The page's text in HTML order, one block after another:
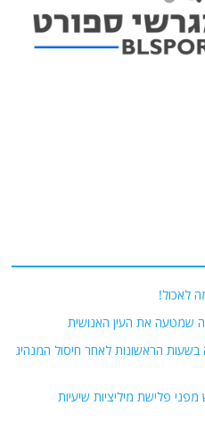
לאכול!
שמטעה את העין האנושית
הראשונות לאחר חיסול המנהיג
פלישת מיליציות שיעיות